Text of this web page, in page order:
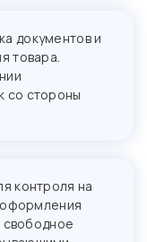
документов и
товара.
со стороны
контроля на
оформления
свободное